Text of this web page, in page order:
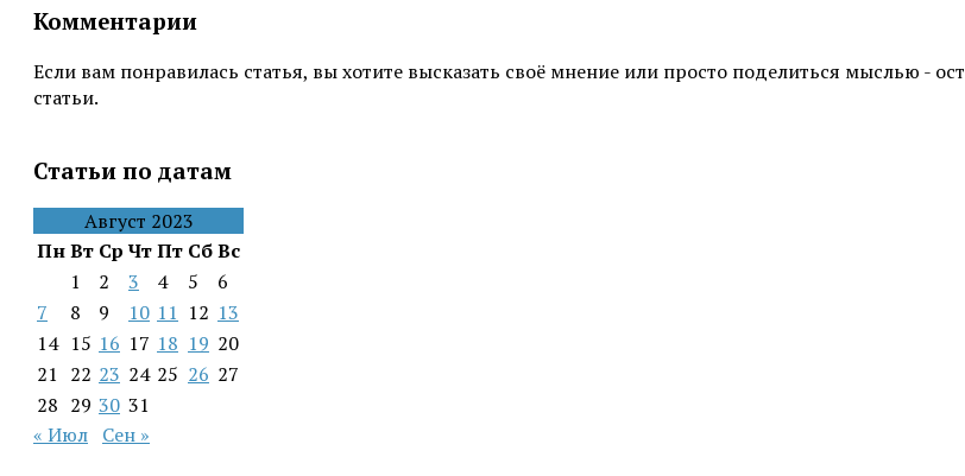
Комментарии
Если вам понравилась статья, вы хотите высказать своё мнение или просто поделиться мыслью -
статьи.
Статьи по датам
Август 2023
ПнВт Ср ЧтПт СбВс
1
2 3 4 5
6
7
8 9 10 11 12 13
14 15 16 17 18 19 20
21 22 23 24 25 26 27
28 29 30 31
« Июл Сен »